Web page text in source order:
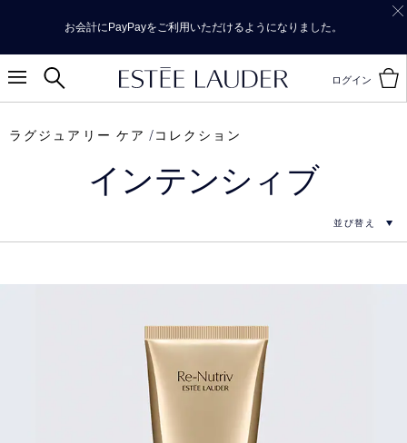
お会計にPayPayをご利用いただけるようになりました。
ログイン
ラグジュアリー ケア コレクション
インテンシィブ